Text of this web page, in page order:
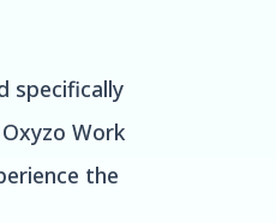
specifically
Work
the